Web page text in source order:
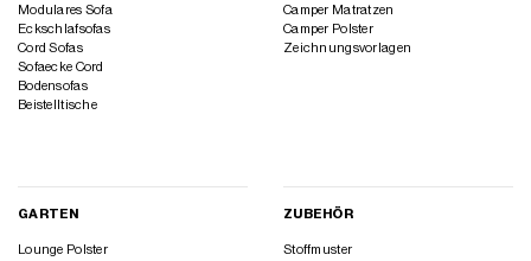
Modulares Sofa
Eckschlafsofas
Cord Sofas
Sofaecke Cord
Bodensofas
Beistelltische
Camper Matratzen
Camper Polster
Zeichnungsvorlagen
GARTEN
Lounge Polster
ZUBEHÖR
Stoffmuster